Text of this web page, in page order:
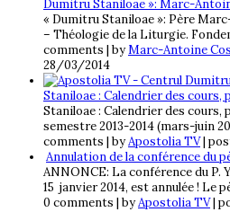
Dumitru Staniloae »: Marc-
« Dumitru Staniloae »: Père
– Théologie de la Liturgie.
comments | byMarc-Antoine
28/03/2014
Staniloae : Calendrier des cours,
Staniloae : Calendrier des cours,
semestre 2013-2014 (mars-juin
comments | byApostolia TV|
Annulation de la conférence du
ANNONCE: La conférence du P.
15 janvier 2014, est annulée ! Le
0 comments | byApostolia TV|